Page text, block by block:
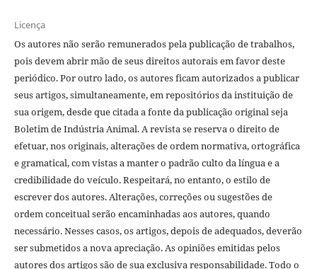
Licença
Os autores não serão remunerados pela publicação de trabalhos,
pois devem abrir mão de seus direitos autorais em favor deste
periódico. Por outro lado, os autores ficam autorizados a publicar
seus artigos, simultaneamente, em repositórios da instituição de
sua origem, desde que citada a fonte da publicação original seja
Boletim de Indústria Animal. A revista se reserva o direito de
efetuar, nos originais, alterações de ordem normativa, ortográfica
e gramatical, com vistas a manter o padrão culto da língua e a
credibilidade do veículo. Respeitará, no entanto, o estilo de
escrever dos autores. Alterações, correções ou sugestões de
ordem conceitual serão encaminhadas aos autores, quando
necessário. Nesses casos, os artigos, depois de adequados, deverão
ser submetidos a nova apreciação. As opiniões emitidas pelos
autores dos artigos são de sua exclusiva responsabilidade. Todo o